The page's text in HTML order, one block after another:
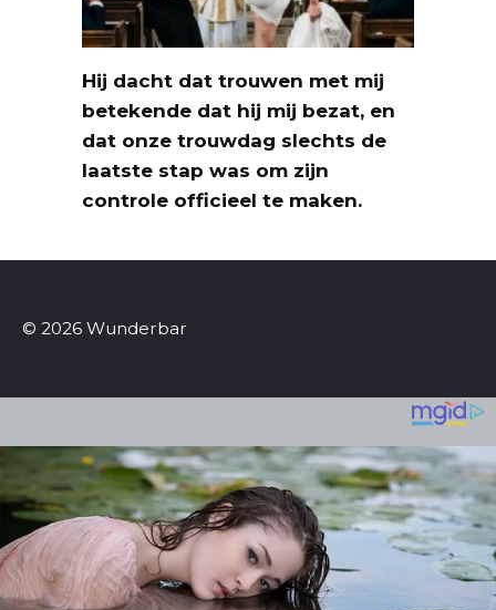
Hij dacht dat trouwen met mij
betekende dat hij mij bezat, en
dat onze trouwdag slechts de
laatste stap was om zijn
controle officieel te maken.
© 2026 Wunderbar